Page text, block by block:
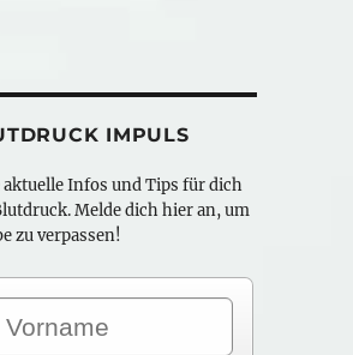
IMPULS
aktuelle Infos und Tips für dich
Melde dich hier an, um
zu verpassen!